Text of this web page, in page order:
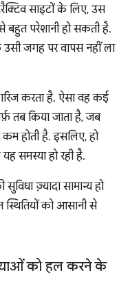
साइटों के लिए, उस
परेशानी हो सकती है.
जगह पर वापस नहीं ला
करता है. ऐसा वह कई
तब किया जाता है, जब
होती है. इसलिए, हो
समस्या हो रही है.
ज़्यादा सामान्य हो
को आसानी से
को हल करने के